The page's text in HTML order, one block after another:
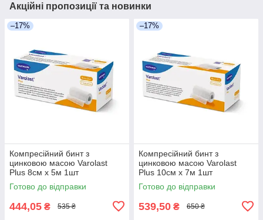
Акційні пропозиції та новинки
–17%
Компресійний бинт з
цинковою масою Varolast
Plus 8см х 5м 1шт
Готово до відправки
444,05 ₴ 535 ₴
–17%
Компресійний бинт з
цинковою масою Varolast
Plus 10см х 7м 1шт
Готово до відправки
539,50 ₴ 650 ₴